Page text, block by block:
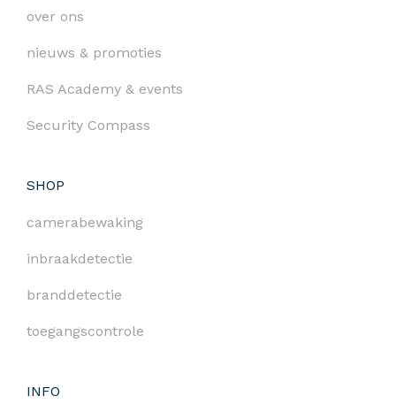
over ons
nieuws & promoties
RAS Academy & events
Security Compass
SHOP
camerabewaking
inbraakdetectie
branddetectie
toegangscontrole
INFO